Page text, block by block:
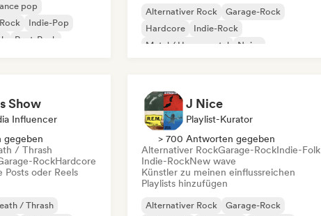
pop
Indie-Pop
Post-Punk
Alternativer Rock
Garage-Rock
Hardcore
Indie-Rock
Metal / Heavy metal
Noise
Show
Influencer
gegeben
/ Thrash
RockHardcore
Posts oder Reels
/ Thrash
J Nice
Playlist-Kurator
> 700 Antworten gegeben
Alternativer RockGarage-RockIndie-Folk
Indie-RockNew wave
Künstler zu meinen einflussreichen
Playlists hinzufügen
Alternativer Rock
Garage-Rock